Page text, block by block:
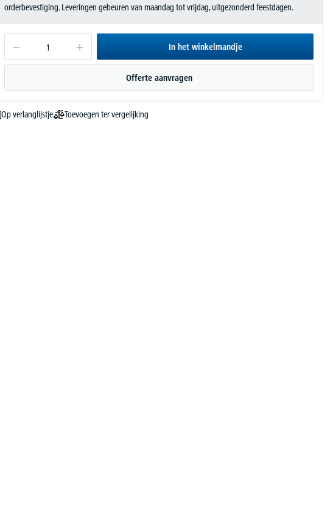
orderbevestiging. Leveringen gebeuren van maandag tot vrijdag, uitgezonderd feestdagen.
In het winkelmandje
Offerte aanvragen
Op verlanglijstje
Toevoegen ter vergelijking